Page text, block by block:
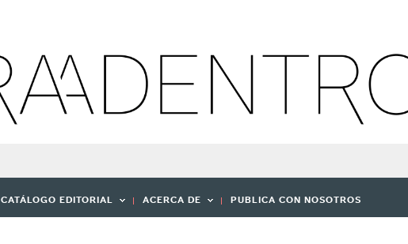
CATÁLOGO EDITORIAL ACERCA DE PUBLICA CON NOSOTROS